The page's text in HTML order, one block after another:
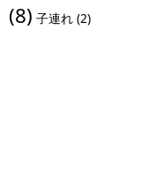
(8) 子連れ (2)